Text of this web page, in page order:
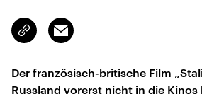
Link
kopieren/teilen
Email
Der französisch-britische Film
Russland vorerst nicht in die